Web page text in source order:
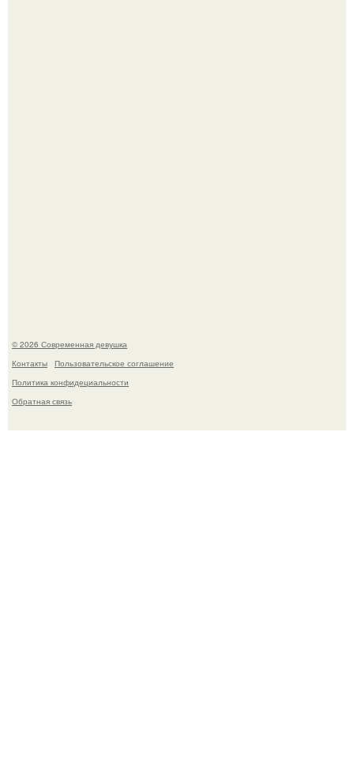
© 2026 Современная девушка
Контакты
Пользовательское соглашение
Политика конфидециальности
Обратная связь